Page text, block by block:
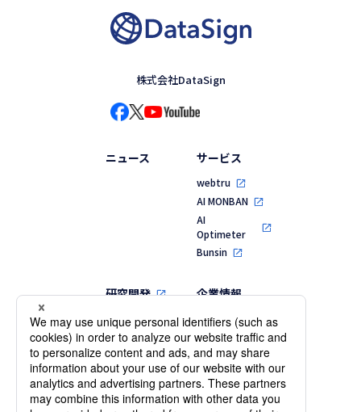
株式会社DataSign
ニュース サービス
webtru
AI MONBAN
AI
Optimeter
Bunsin
研究開発 企業情報
代表メッセージ
MVV・行動指針
会社概要・役員
一覧
沿革